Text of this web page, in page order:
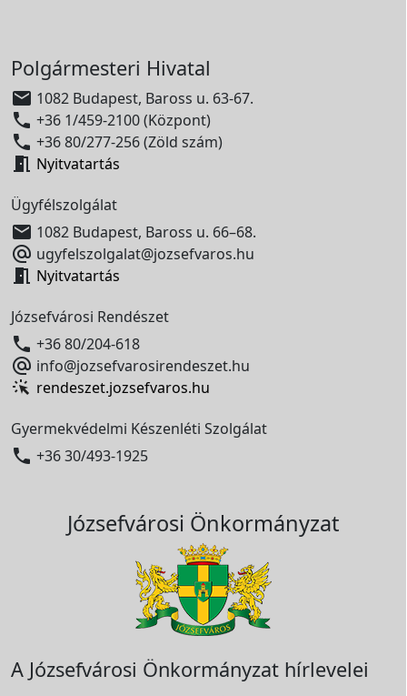
Polgármesteri Hivatal
 1082 Budapest, Baross u. 63-67.
 +36 1/459-2100 (Központ)
 +36 80/277-256 (Zöld szám)
 Nyitvatartás
Ügyfélszolgálat
 1082 Budapest, Baross u. 66–68.
 ugyfelszolgalat@jozsefvaros.hu
 Nyitvatartás
Józsefvárosi Rendészet
 +36 80/204-618
 info@jozsefvarosirendeszet.hu
rendeszet.jozsefvaros.hu
Gyermekvédelmi Készenléti Szolgálat
 +36 30/493-1925
Józsefvárosi Önkormányzat
A Józsefvárosi Önkormányzat hírlevelei